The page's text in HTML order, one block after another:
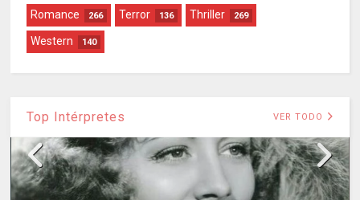
Romance 266 Terror 136 Thriller 269
Western 140
Top Intérpretes VER TODO